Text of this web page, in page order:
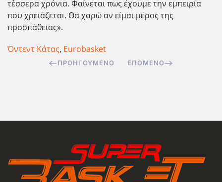
τέσσερα χρόνια. Φαίνεται πως έχουμε την εμπειρία
που χρειάζεται. Θα χαρώ αν είμαι μέρος της
προσπάθειας».
Όντεντ Κάτας, Eurobasket
ΠΡΟΗΓΟΎΜΕΝΟ ΕΠΌΜΕΝΟ